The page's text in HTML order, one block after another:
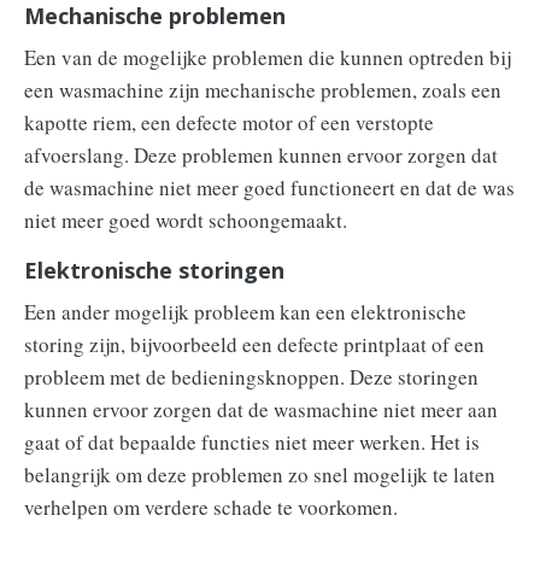
Mechanische problemen
Een van de mogelijke problemen die kunnen optreden bij
een wasmachine zijn mechanische problemen, zoals een
kapotte riem, een defecte motor of een verstopte
afvoerslang. Deze problemen kunnen ervoor zorgen dat
de wasmachine niet meer goed functioneert en dat de was
niet meer goed wordt schoongemaakt.
Elektronische storingen
Een ander mogelijk probleem kan een elektronische
storing zijn, bijvoorbeeld een defecte printplaat of een
probleem met de bedieningsknoppen. Deze storingen
kunnen ervoor zorgen dat de wasmachine niet meer aan
gaat of dat bepaalde functies niet meer werken. Het is
belangrijk om deze problemen zo snel mogelijk te laten
verhelpen om verdere schade te voorkomen.